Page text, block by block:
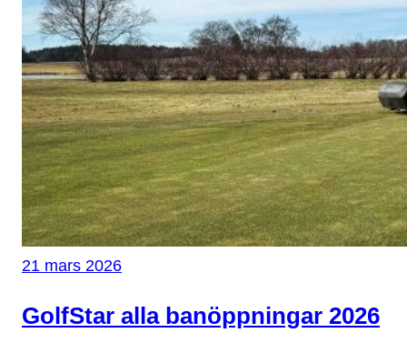
21 mars 2026
GolfStar alla banöppningar 2026